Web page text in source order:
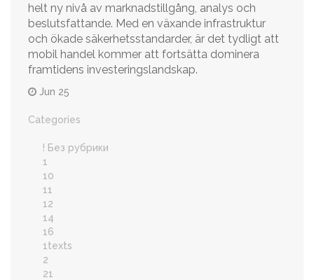
helt ny nivå av marknadstillgång, analys och
beslutsfattande. Med en växande infrastruktur
och ökade säkerhetsstandarder, är det tydligt att
mobil handel kommer att fortsätta dominera
framtidens investeringslandskap.
Jun 25
Categories
! Без рубрики
1
10
11
12
14
16
1texts
2
21